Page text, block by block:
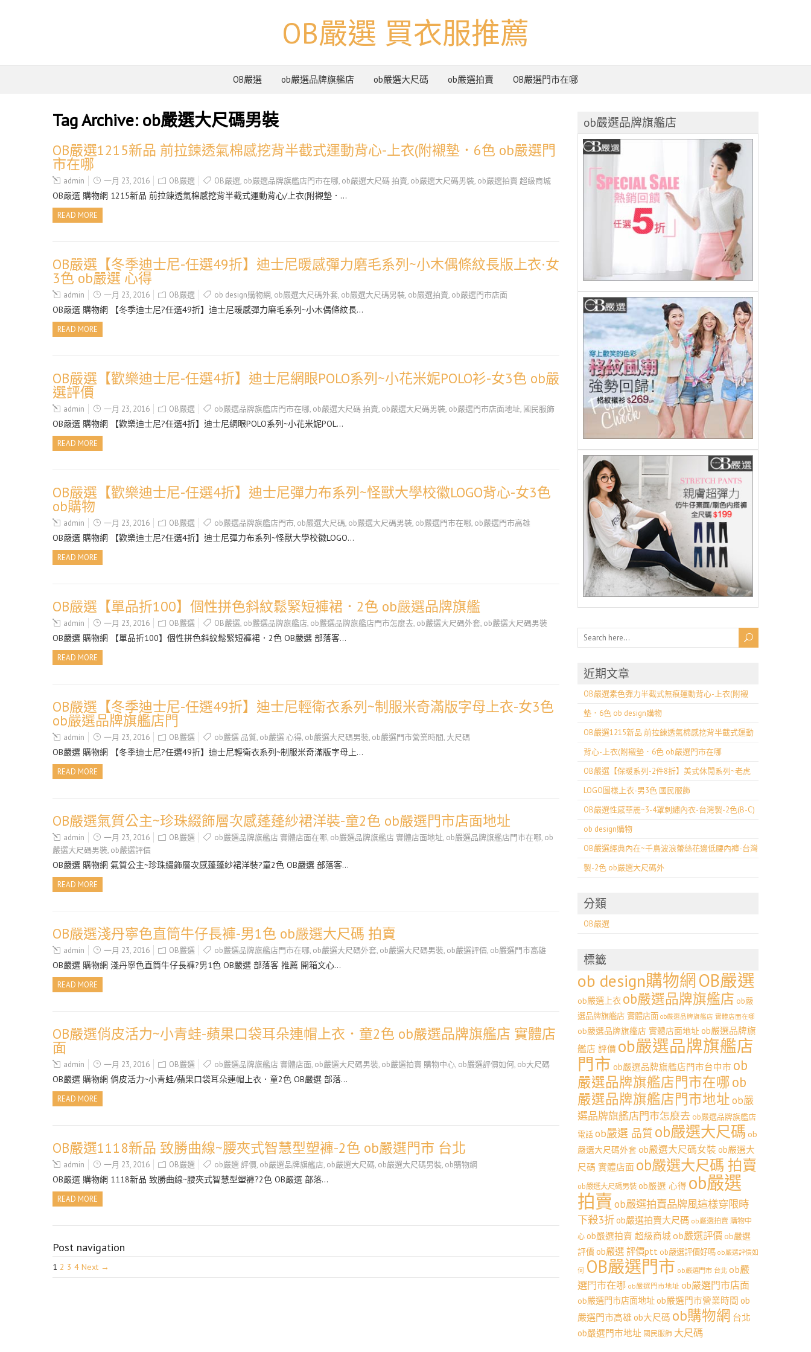
OB嚴選 買衣服推薦
OB嚴選 ob嚴選品牌旗艦店 ob嚴選大尺碼 ob嚴選拍賣 OB嚴選門市在哪
Tag Archive: ob嚴選大尺碼男裝
OB嚴選1215新品 前拉鍊透氣棉感挖背半截式運動背心-上衣(附襯墊．6色 ob嚴選門
市在哪
admin 一月 23, 2016 OB嚴選 OB嚴選, ob嚴選品牌旗艦店門市在哪, ob嚴選大尺碼 拍賣, ob嚴選大尺碼男裝, ob嚴選拍賣 超級商城
OB嚴選 購物網 1215新品 前拉鍊透氣棉感挖背半截式運動背心/上衣(附襯墊．…
READ MORE
OB嚴選【冬季迪士尼-任選49折】迪士尼暖感彈力磨毛系列~小木偶條紋長版上衣·女
3色 ob嚴選 心得
admin 一月 23, 2016 OB嚴選 ob design購物網, ob嚴選大尺碼外套, ob嚴選大尺碼男裝, ob嚴選拍賣, ob嚴選門市店面
OB嚴選 購物網 【冬季迪士尼?任選49折】迪士尼暖感彈力磨毛系列~小木偶條紋長…
READ MORE
OB嚴選【歡樂迪士尼-任選4折】迪士尼網眼POLO系列~小花米妮POLO衫-女3色 ob嚴
選評價
admin 一月 23, 2016 OB嚴選 ob嚴選品牌旗艦店門市在哪, ob嚴選大尺碼 拍賣, ob嚴選大尺碼男裝, ob嚴選門市店面地址, 國民服飾
OB嚴選 購物網 【歡樂迪士尼?任選4折】迪士尼網眼POLO系列~小花米妮POL…
READ MORE
OB嚴選【歡樂迪士尼-任選4折】迪士尼彈力布系列~怪獸大學校徽LOGO背心-女3色
ob購物
admin 一月 23, 2016 OB嚴選 ob嚴選品牌旗艦店門市, ob嚴選大尺碼, ob嚴選大尺碼男裝, ob嚴選門市在哪, ob嚴選門市高雄
OB嚴選 購物網 【歡樂迪士尼?任選4折】迪士尼彈力布系列~怪獸大學校徽LOGO…
READ MORE
OB嚴選【單品折100】個性拼色斜紋鬆緊短褲裙．2色 ob嚴選品牌旗艦
admin 一月 23, 2016 OB嚴選 OB嚴選, ob嚴選品牌旗艦店, ob嚴選品牌旗艦店門市怎麼去, ob嚴選大尺碼外套, ob嚴選大尺碼男裝
OB嚴選 購物網 【單品折100】個性拼色斜紋鬆緊短褲裙．2色 OB嚴選 部落客…
READ MORE
OB嚴選【冬季迪士尼-任選49折】迪士尼輕衛衣系列~制服米奇滿版字母上衣-女3色
ob嚴選品牌旗艦店門
admin 一月 23, 2016 OB嚴選 ob嚴選 品質, ob嚴選 心得, ob嚴選大尺碼男裝, ob嚴選門市營業時間, 大尺碼
OB嚴選 購物網 【冬季迪士尼?任選49折】迪士尼輕衛衣系列~制服米奇滿版字母上…
READ MORE
OB嚴選氣質公主~珍珠綴飾層次感蓬蓬紗裙洋裝-童2色 ob嚴選門市店面地址
admin 一月 23, 2016 OB嚴選 ob嚴選品牌旗艦店 實體店面在哪, ob嚴選品牌旗艦店 實體店面地址, ob嚴選品牌旗艦店門市在哪, ob
嚴選大尺碼男裝, ob嚴選評價
OB嚴選 購物網 氣質公主~珍珠綴飾層次感蓬蓬紗裙洋裝?童2色 OB嚴選 部落客…
READ MORE
OB嚴選淺丹寧色直筒牛仔長褲-男1色 ob嚴選大尺碼 拍賣
admin 一月 23, 2016 OB嚴選 ob嚴選品牌旗艦店門市在哪, ob嚴選大尺碼外套, ob嚴選大尺碼男裝, ob嚴選評價, ob嚴選門市高雄
OB嚴選 購物網 淺丹寧色直筒牛仔長褲?男1色 OB嚴選 部落客 推薦 開箱文心…
READ MORE
OB嚴選俏皮活力~小青蛙-蘋果口袋耳朵連帽上衣．童2色 ob嚴選品牌旗艦店 實體店
面
admin 一月 23, 2016 OB嚴選 ob嚴選品牌旗艦店 實體店面, ob嚴選大尺碼男裝, ob嚴選拍賣 購物中心, ob嚴選評價如何, ob大尺碼
OB嚴選 購物網 俏皮活力~小青蛙/蘋果口袋耳朵連帽上衣．童2色 OB嚴選 部落…
READ MORE
OB嚴選1118新品 致勝曲線~腰夾式智慧型塑褲-2色 ob嚴選門市 台北
admin 一月 23, 2016 OB嚴選 ob嚴選 評價, ob嚴選品牌旗艦店, ob嚴選大尺碼, ob嚴選大尺碼男裝, ob購物網
OB嚴選 購物網 1118新品 致勝曲線~腰夾式智慧型塑褲?2色 OB嚴選 部落…
READ MORE
Post navigation
1 2 3 4 Next →
ob嚴選品牌旗艦店
近期文章
OB嚴選素色彈力半截式無痕運動背心-上衣(附襯
墊．6色 ob design購物
OB嚴選1215新品 前拉鍊透氣棉感挖背半截式運動
背心-上衣(附襯墊．6色 ob嚴選門市在哪
OB嚴選【保暖系列-2件8折】美式休閒系列~老虎
LOGO圖樣上衣-男3色 國民服飾
OB嚴選性感華麗~3-4罩刺繡內衣-台灣製-2色(B-C)
ob design購物
OB嚴選經典內在~千鳥波浪蕾絲花邊低腰內褲-台灣
製-2色 ob嚴選大尺碼外
分類
OB嚴選
標籤
ob design購物網OB嚴選
ob嚴選上衣 ob嚴選品牌旗艦店 ob嚴
選品牌旗艦店 實體店面 ob嚴選品牌旗艦店 實體店面在哪
ob嚴選品牌旗艦店 實體店面地址ob嚴選品牌旗
艦店 評價 ob嚴選品牌旗艦店
門市 ob嚴選品牌旗艦店門市台中市 ob
嚴選品牌旗艦店門市在哪ob
嚴選品牌旗艦店門市地址ob嚴
選品牌旗艦店門市怎麼去 ob嚴選品牌旗艦店
電話ob嚴選 品質 ob嚴選大尺碼 ob
嚴選大尺碼外套ob嚴選大尺碼女裝 ob嚴選大
尺碼 實體店面 ob嚴選大尺碼 拍賣
ob嚴選大尺碼男裝 ob嚴選 心得 ob嚴選
拍賣ob嚴選拍賣品牌風這樣穿限時
下殺3折ob嚴選拍賣大尺碼 ob嚴選拍賣 購物中
心 ob嚴選拍賣 超級商城ob嚴選評價ob嚴選
評價ob嚴選 評價ptt ob嚴選評價好嗎 ob嚴選評價如
何 OB嚴選門市 ob嚴選門市 台北 ob嚴
選門市在哪 ob嚴選門市地址 ob嚴選門市店面
ob嚴選門市店面地址ob嚴選門市營業時間 ob
嚴選門市高雄 ob大尺碼 ob購物網 台北
ob嚴選門市地址 國民服飾 大尺碼